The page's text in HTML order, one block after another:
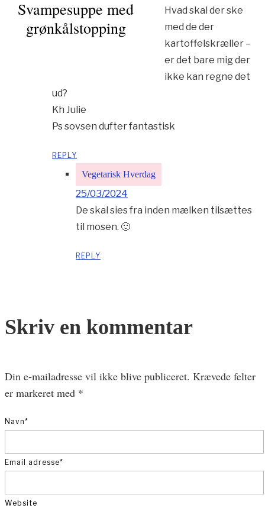
Svampesuppe med
grønkålstopping
Hvad skal der ske
med de der
kartoffelskræller –
er det bare mig der
ikke kan regne det
ud?
Kh Julie
Ps sovsen dufter fantastisk
REPLY
Vegetarisk Hverdag
25/03/2024
De skal sies fra inden mælken tilsættes
til mosen. 🙂
REPLY
Skriv en kommentar
Din e-mailadresse vil ikke blive publiceret. Krævede felter
er markeret med *
Navn*
Email adresse*
Website